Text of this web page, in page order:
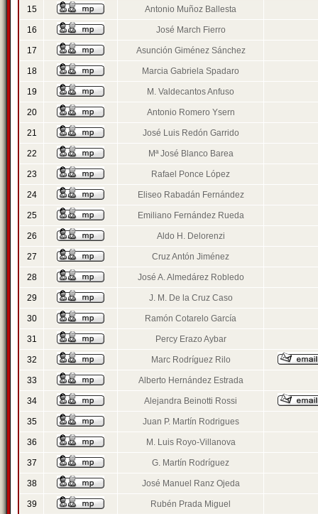
15 Antonio Muñoz Ballesta
16 José March Fierro
17 Asunción Giménez Sánchez
18 Marcia Gabriela Spadaro
19 M. Valdecantos Anfuso
20 Antonio Romero Ysern
21 José Luis Redón Garrido
22 Mª José Blanco Barea
23 Rafael Ponce López
24 Eliseo Rabadán Fernández
25 Emiliano Fernández Rueda
26 Aldo H. Delorenzi
27 Cruz Antón Jiménez
28 José A. Almedárez Robledo
29 J. M. De la Cruz Caso
30 Ramón Cotarelo García
31 Percy Erazo Aybar
32 Marc Rodríguez Rilo
33 Alberto Hernández Estrada
34 Alejandra Beinotti Rossi
35 Juan P. Martín Rodrigues
36 M. Luis Royo-Villanova
37 G. Martín Rodríguez
38 José Manuel Ranz Ojeda
39 Rubén Prada Miguel